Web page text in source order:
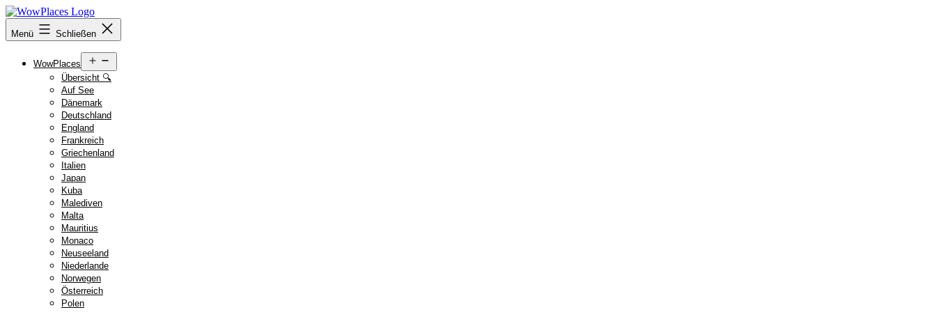
Zum
Inhalt
springen
Reiseblog
WowPlaces.de
Menü Schließen
WowPlaces
öffnen
Übersicht 🔍
Auf See
Dänemark
Deutschland
England
Frankreich
Griechenland
Italien
Japan
Kuba
Malediven
Malta
Mauritius
Monaco
Neuseeland
Niederlande
Norwegen
Österreich
Polen